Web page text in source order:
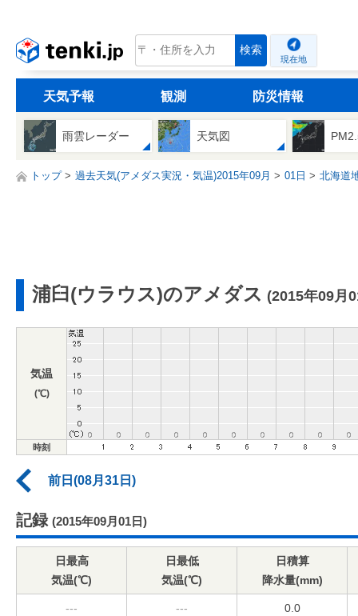
tenki.jp 検索
現在地
天気予報 観測 防災情報
雨雲レーダー 天気図
トップ 過去天気(アメダス実況・気温)2015年09月 01日 北海道
浦臼(ウラウス)のアメダス (2015年09月
気温
(℃)
時刻
前日(08月31日)
記録 (2015年09月01日)
日最高
気温(℃)
日最低
気温(℃)
日積算
降水量(mm)
--- --- 0.0